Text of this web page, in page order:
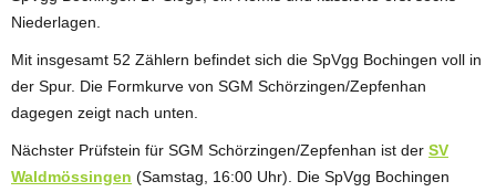
Niederlagen.
Mit insgesamt 52 Zählern befindet sich die SpVgg Bochingen voll in
der Spur. Die Formkurve von SGM Schörzingen/Zepfenhan
dagegen zeigt nach unten.
Nächster Prüfstein für SGM Schörzingen/Zepfenhan ist der SV
Waldmössingen (Samstag, 16:00 Uhr). Die SpVgg Bochingen